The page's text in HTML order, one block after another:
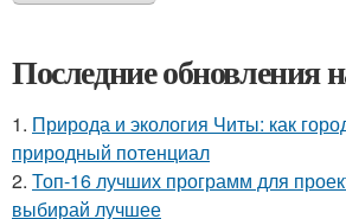
Последние обновления
1. Природа и экология Читы: как
природный потенциал
2. Топ-16 лучших программ для
выбирай лучшее